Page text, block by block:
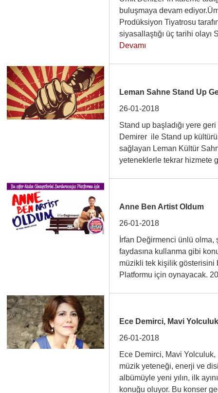
buluşmaya devam
Prodüksiyon Tiyatrosu
siyasallaştığı üç tarihi
Devamı
Leman Sahne Stand Up
26-01-2018
Stand up başladığı yere
Demirer ile Stand up
sağlayan Leman Kültür
yeteneklerle tekrar
Anne Ben Artist Oldum
26-01-2018
İrfan Değirmenci ünlü
faydasına kullanma gibi
müzikli tek kişilik gösterisini
Platformu için oynayacak.
Ece Demirci, Mavi
26-01-2018
Ece Demirci, Mavi
müzik yeteneği, enerji ve
albümüyle yeni yılın, ilk
konuğu oluyor. Bu konser